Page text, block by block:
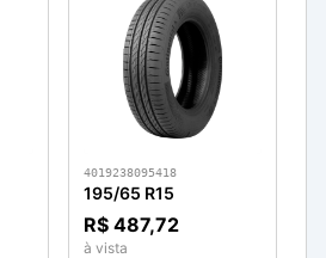
4019238095418
195/65 R15
R$ 487,72
à vista